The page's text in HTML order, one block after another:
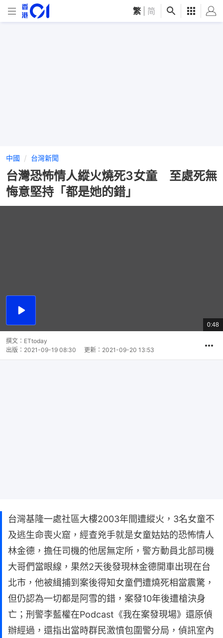
繁 简
中國 台灣新聞
台灣恐怖情人縱火燒死3女童 至處死無
悔意堅持「都是她的錯」
播
總
共
0:48
撰文： ETtoday
出版： 2021-09-19 08:30 更新： 2021-09-20 13:53
台灣基隆一處社區大樓2003年間遭縱火，3名女童不
及逃生命喪火窟，經查兇手就是女童姑姑的恐怖情人
林金德，擔任司機的他居無定所，警方動員北部司機
大哥們當眼線，果然2天後發現林金德開車出現在台
北市，他被緝捕到案後得知女童們遭燒死相當震驚，
但仍認為一切都是阿雪的錯，案發10年後遭槍決身
亡；刑警李藍權在Podcast《我在案發現場》還原偵
辦經過，還指出當時群民激憤包圍警分局，偵訊室內